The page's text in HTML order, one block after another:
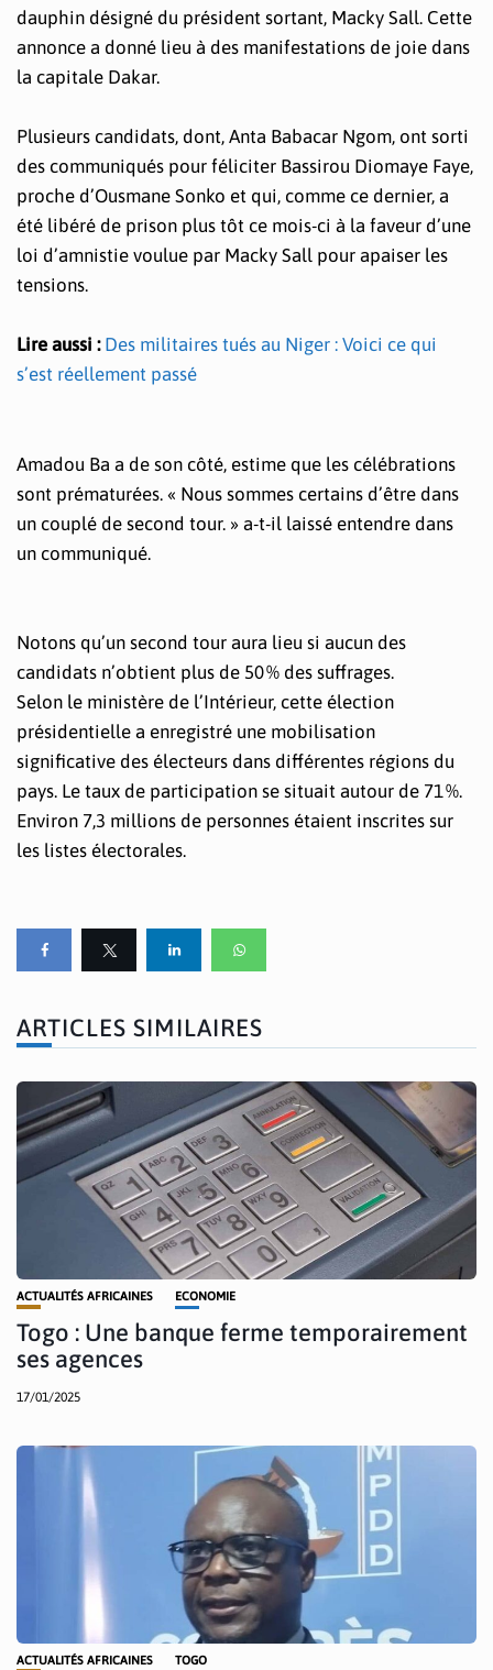
dauphin désigné du président sortant, Macky Sall. Cette
annonce a donné lieu à des manifestations de joie dans
la capitale Dakar.
Plusieurs candidats, dont, Anta Babacar Ngom, ont sorti
des communiqués pour féliciter Bassirou Diomaye Faye,
proche d’Ousmane Sonko et qui, comme ce dernier, a
été libéré de prison plus tôt ce mois-ci à la faveur d’une
loi d’amnistie voulue par Macky Sall pour apaiser les
tensions.
Lire aussi : Des militaires tués au Niger : Voici ce qui
s’est réellement passé
Amadou Ba a de son côté, estime que les célébrations
sont prématurées. « Nous sommes certains d’être dans
un couplé de second tour. » a-t-il laissé entendre dans
un communiqué.
Notons qu’un second tour aura lieu si aucun des
candidats n’obtient plus de 50 % des suffrages.
Selon le ministère de l’Intérieur, cette élection
présidentielle a enregistré une mobilisation
significative des électeurs dans différentes régions du
pays. Le taux de participation se situait autour de 71 %.
Environ 7,3 millions de personnes étaient inscrites sur
les listes électorales.
ARTICLES SIMILAIRES
ACTUALITÉS AFRICAINES ECONOMIE
Togo : Une banque ferme temporairement
ses agences
17/01/2025
ACTUALITÉS AFRICAINES TOGO